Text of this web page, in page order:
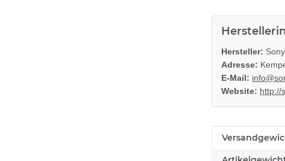
Hersteller: Sony
Adresse:
E-Mail:
Website: http://
Wert